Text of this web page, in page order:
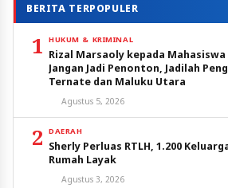
BERITA TERPOPULER
1 HUKUM & KRIMINAL
Rizal Marsaoly kepada
Jangan Jadi Penonton, Jadilah
Ternate dan Maluku Utara
Agustus 5, 2026
2 DAERAH
Sherly Perluas RTLH, 1.200
Rumah Layak
Agustus 3, 2026